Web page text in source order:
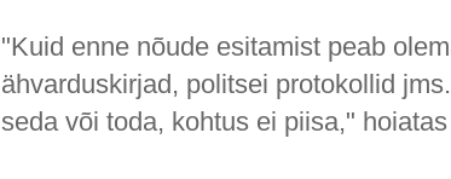
"Kuid enne nõude esitamist peab
ähvarduskirjad, politsei protokollid
seda või toda, kohtus ei piisa,"